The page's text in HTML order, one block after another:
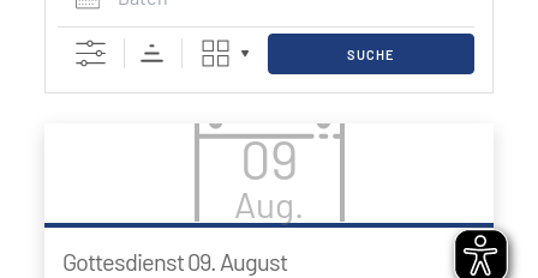
SUCHE
09
Aug.
Gottesdienst 09. August